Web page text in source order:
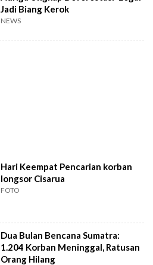
Jadi Biang Kerok
NEWS
Hari Keempat Pencarian korban
longsor Cisarua
FOTO
Dua Bulan Bencana Sumatra:
1.204 Korban Meninggal, Ratusan
Orang Hilang